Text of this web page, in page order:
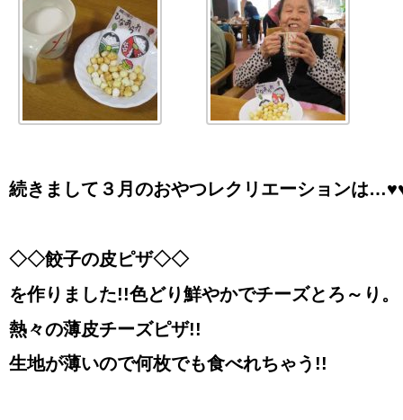
続きまして ３月のおやつレクリエーションは
◇◇餃子の皮ピザ◇◇
を作りました!!色どり鮮やかでチーズとろ～り 。
熱々の薄皮チーズピザ!!
生地が薄いので何枚でも食べれちゃう!!